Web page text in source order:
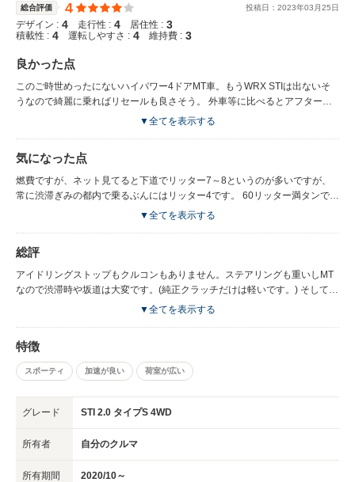
総合評価 4 投稿日： 2023年03 月25日
デザイン : 4 走行性 : 4 居住性 : 3
積載性 : 4 運転しやすさ : 4 維持費 : 3
良かった点
このご時世めったにないハイパワー4ドアMT車。もうWRX STIは出ないそ
うなので綺麗に乗ればリセールも良さそう。 外車等に比べるとアフターパ
ーツも圧倒的に豊富なので自分好みにカスタム出来ます。 運転するのが楽
ッターなので税金も安いです。 意外な部分ですが、結構トランクが広いで
す。
▼全てを表示する
気になった点
燃費ですが、ネット見てると下道でリッター7～8というのが多いですが、
常に渋滞ぎみの都内で乗るぶんにはリッター4です。 60リッター満タンで
250キロほどしか走りません。この前にM4という直6ターボのMT車に乗っ
しません。 ブレーキが6ポッドなのでダストが凄いし、18インチ以下のホイ
ールは履けないのでスタッドレスを用意するのにお金がかかります。 フロ
ントリップとリップスカートみたいなやつを付けると、ローダウンしてなく
▼全てを表示する
総評
アイドリングストップもクルコンもありません。ステアリングも重いしMT
なので渋滞時や坂道は大変です。(純正クラッチだけは軽いです。) そして今
時ガソリンを垂れ流して走るような車。 でも確かにEJ20です。 自分は上記
▼全てを表示する
特徴
スポーティ 加速が良い 荷室が広い
グレード STI 2.0 タイプS 4WD
所有者 自分のクルマ
所有期間 2020/10～